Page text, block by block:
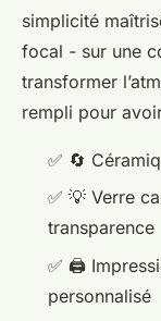
simplicité
focal - sur une
transformer
rempli pour
✅ 🔄
✅ 💡 Verre
transparence
✅ 🖨️
personnalisé